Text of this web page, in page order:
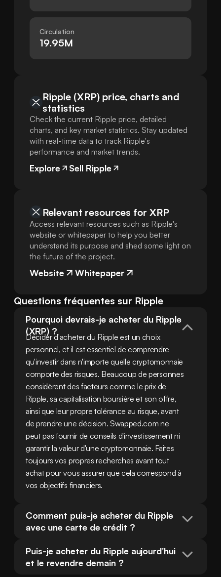
Circulation
19.95M
Ripple (XRP) price, charts and
statistics
Check the current Ripple price, detailed
charts, and key market statistics. Stay updated
with real-time data to track Ripple's
performance and market trends.
Explore Sell Ripple
Relevant resources for XRP
Access relevant resources such as Ripple's
website or whitepaper to help you better
understand its purpose and shed some light on
the future of the project.
Website Whitepaper
Questions fréquentes sur Ripple
Pourquoi devrais-je acheter du Ripple
(XRP) ?
Décider d'acheter du Ripple est un choix
personnel, et il est essentiel de comprendre
qu'investir dans n'importe quelle cryptomonnaie
comporte des risques. Beaucoup de personnes
considèrent des facteurs comme le prix de
Ripple, sa capitalisation boursière et son offre,
ainsi que leur propre tolérance au risque, avant
de prendre une décision. Swapped.com ne
peut pas fournir de conseils d'investissement ni
garantir la valeur d'une cryptomonnaie. Faites
toujours vos propres recherches avant tout
achat pour vous assurer que cela correspond à
vos objectifs financiers.
Comment puis-je acheter du Ripple
avec une carte de crédit ?
Puis-je acheter du Ripple aujourd'hui
et le revendre demain ?